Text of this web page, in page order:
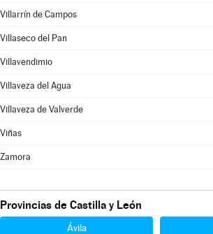
Villarrín de Campos
Villaseco del Pan
Villavendimio
Villaveza del Agua
Villaveza de Valverde
Viñas
Zamora
Provincias de Castilla y León
Ávila